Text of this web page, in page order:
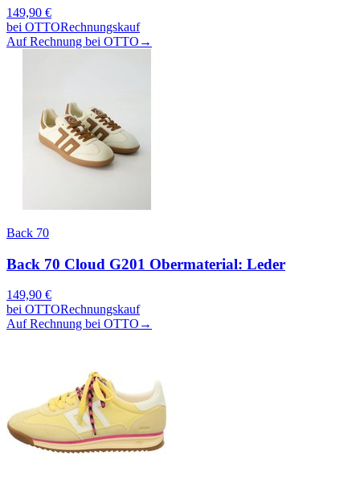
149,90 €
bei OTTORechnungskauf
Auf Rechnung bei OTTO →
Back 70
Back 70 Cloud G201 Obermaterial: Leder
149,90 €
bei OTTORechnungskauf
Auf Rechnung bei OTTO →